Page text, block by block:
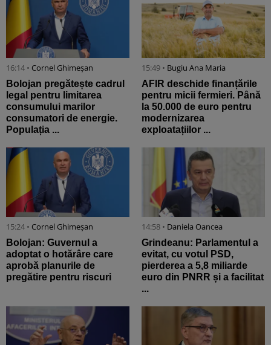
16:14 • Cornel Ghimeșan
Bolojan pregătește cadrul
legal pentru limitarea
consumului marilor
consumatori de energie.
Populația ...
15:49 • Bugiu ⁠Ana Maria
AFIR deschide finanțările
pentru micii fermieri. Până
la 50.000 de euro pentru
modernizarea
exploatațiilor ...
15:24 • Cornel Ghimeșan
Bolojan: Guvernul a
adoptat o hotărâre care
aprobă planurile de
pregătire pentru riscuri
14:58 • Daniela Oancea
Grindeanu: Parlamentul a
evitat, cu votul PSD,
pierderea a 5,8 miliarde
euro din PNRR și a facilitat
...